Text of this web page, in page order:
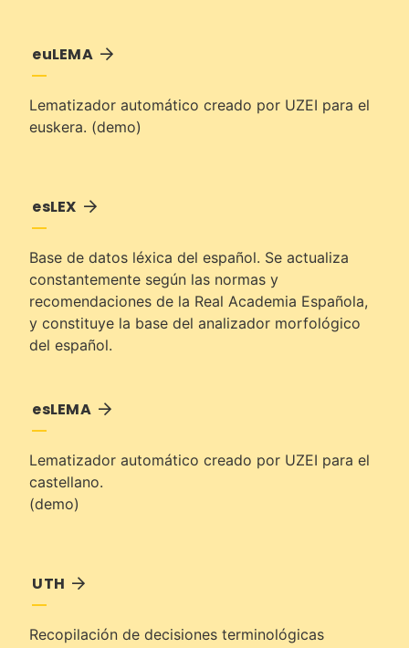
euLEMA
Lematizador automático creado por UZEI para el
euskera. (demo)
esLEX
Base de datos léxica del español. Se actualiza
constantemente según las normas y
recomendaciones de la Real Academia Española,
y constituye la base del analizador morfológico
del español.
esLEMA
Lematizador automático creado por UZEI para el
castellano.
(demo)
UTH
Recopilación de decisiones terminológicas